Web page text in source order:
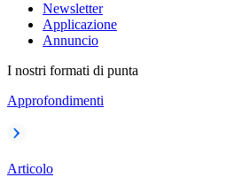
Newsletter
Applicazione
Annuncio
I nostri formati di punta
Approfondimenti
Articolo